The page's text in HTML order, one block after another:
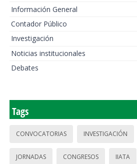
Información General
Contador Público
Investigación
Noticias institucionales
Debates
Tags
CONVOCATORIAS INVESTIGACIÓN
JORNADAS CONGRESOS IIATA